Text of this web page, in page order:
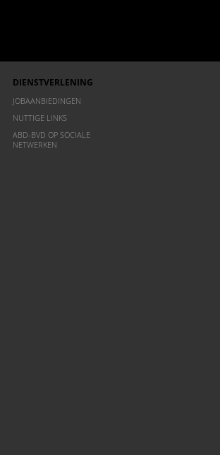
DIENSTVERLENING
JOBAANBIEDINGEN
NUTTIGE LINKS
ABD-BVD OP SOCIALE
NETWERKEN